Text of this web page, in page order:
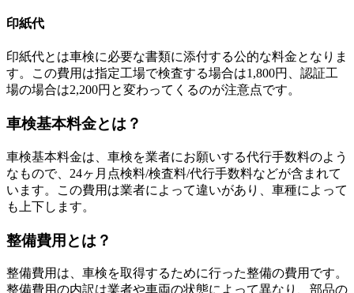
印紙代
印紙代とは車検に必要な書類に添付する公的な料金となりま
す。この費用は指定工場で検査する場合は1,800円、認証工
場の場合は2,200円と変わってくるのが注意点です。
車検基本料金とは？
車検基本料金は、車検を業者にお願いする代行手数料のよう
なもので、24ヶ月点検料/検査料/代行手数料などが含まれて
います。この費用は業者によって違いがあり、車種によって
も上下します。
整備費用とは？
整備費用は、車検を取得するために行った整備の費用です。
整備費用の内訳は業者や車両の状態によって異なり、部品の